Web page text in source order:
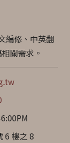
編修、中英翻
關需求。
6 樓之 8